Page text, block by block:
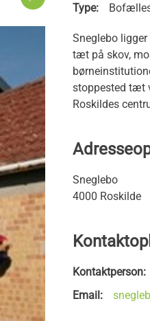
Type:
Sneglebo
tæt på skov,
stoppested tæt
Roskildes
Sneglebo
4000 Roskilde
Kontaktperson:
Email: